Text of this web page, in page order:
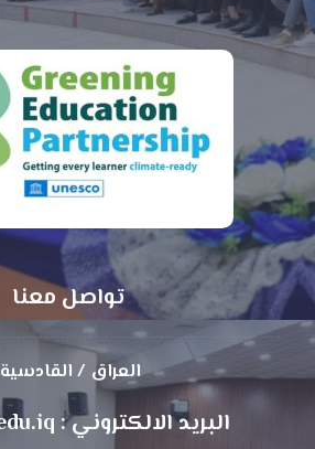
تواصل معنا
العراق / القادسية
البريد الالكتروني : info@qu.edu.iq